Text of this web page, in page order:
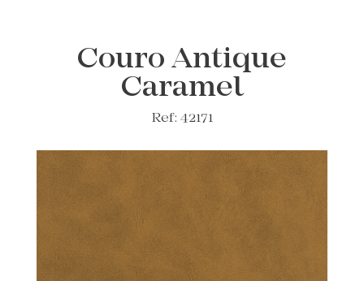
Couro Antique
Caramel
Ref: 42171